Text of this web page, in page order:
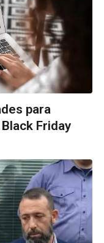
para
Friday